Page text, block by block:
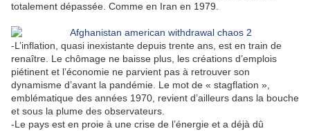
totalement dépassée. Comme en Iran en 1979.
-L’inflation, quasi inexistante depuis trente ans, est en train de
renaître. Le chômage ne baisse plus, les créations d’emplois
piétinent et l’économie ne parvient pas à retrouver son
dynamisme d’avant la pandémie. Le mot de « stagflation »,
emblématique des années 1970, revient d’ailleurs dans la bouche
et sous la plume des observateurs.
-Le pays est en proie à une crise de l’énergie et a déjà dû